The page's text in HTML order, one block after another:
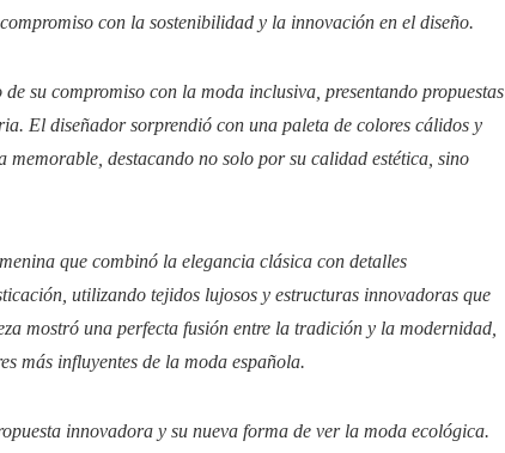
con la sostenibilidad y la innovación en el diseño.
de su compromiso con la moda inclusiva, presentando propuestas
El diseñador sorprendió con una paleta de colores cálidos y
memorable, destacando no solo por su calidad estética, sino
que combinó la elegancia clásica con detalles
utilizando tejidos lujosos y estructuras innovadoras que
mostró una perfecta fusión entre la tradición y la modernidad,
más influyentes de la moda española.
innovadora y su nueva forma de ver la moda ecológica.